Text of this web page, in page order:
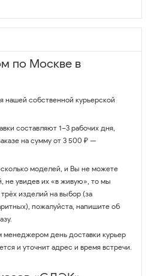
по Москве в
нашей собственной курьерской
составляют 1–3 рабочих дня,
на сумму от 3 500 ₽ —
моделей, и Вы не можете
не увидев их «в живую», то мы
изделий на выбор (за
пожалуйста, напишите об
менеджером день доставки курьер
и уточнит адрес и время встречи.